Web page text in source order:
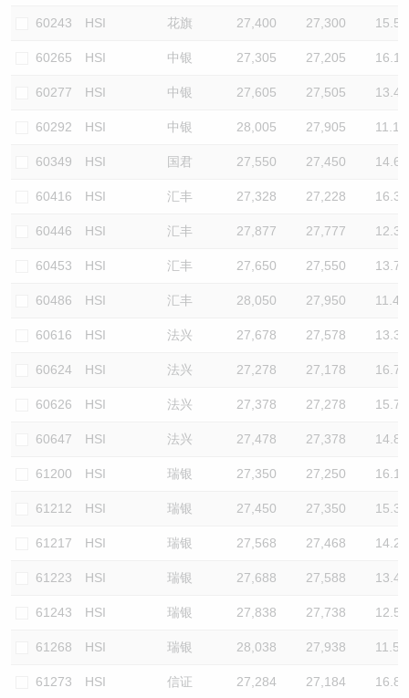
60243 HSI 花旗 27,400 27,300 15.5
60265 HSI 中银 27,305 27,205 16.1
60277 HSI 中银 27,605 27,505 13.4
60292 HSI 中银 28,005 27,905 11.1
60349 HSI 国君 27,550 27,450 14.6
60416 HSI 汇丰 27,328 27,228 16.3
60446 HSI 汇丰 27,877 27,777 12.3
60453 HSI 汇丰 27,650 27,550 13.7
60486 HSI 汇丰 28,050 27,950 11.4
60616 HSI 法兴 27,678 27,578 13.3
60624 HSI 法兴 27,278 27,178 16.7
60626 HSI 法兴 27,378 27,278 15.7
60647 HSI 法兴 27,478 27,378 14.8
61200 HSI 瑞银 27,350 27,250 16.1
61212 HSI 瑞银 27,450 27,350 15.3
61217 HSI 瑞银 27,568 27,468 14.2
61223 HSI 瑞银 27,688 27,588 13.4
61243 HSI 瑞银 27,838 27,738 12.5
61268 HSI 瑞银 28,038 27,938 11.5
61273 HSI 信证 27,284 27,184 16.8